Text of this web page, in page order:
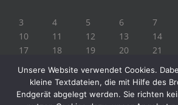
3
4 5 6 7
10
11 12 13 14
17
18 19 20 21
« Juli
Unsere Website verwendet Cookies.
kleine Textdateien, die mit Hilfe des
Endgerät abgelegt werden. Sie richten